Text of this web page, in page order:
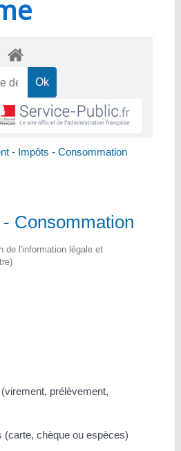
- Impôts - Consommation
Consommation
de l'information légale et
prélèvement,
(carte, chèque ou espèces)